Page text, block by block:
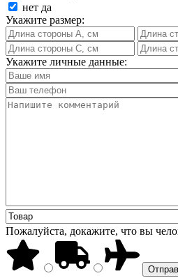
нет да
Укажите размер:
Укажите личные данные:
Пожалуйста, докажите, что вы